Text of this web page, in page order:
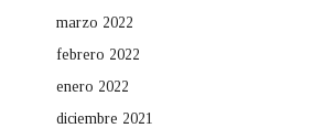
marzo 2022
febrero 2022
enero 2022
diciembre 2021